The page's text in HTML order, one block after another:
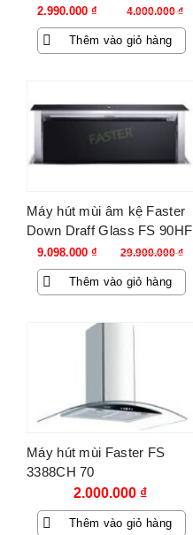
4.000.000₫
Giá
gốc
là:
2.990.000 ₫
Giá
hiện
tại
Thêm vào giỏ hàng
Máy hút mùi âm kệ Faster
Down Draff Glass FS 90HF
29.900.000₫
Giá
gốc
là:
9.098.000 ₫
Giá
hiện
tại
Thêm vào giỏ hàng
Máy hút mùi Faster FS
3388CH 70
2.000.000 ₫
Thêm vào giỏ hàng